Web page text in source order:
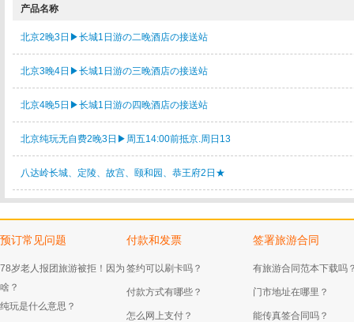
产品名称
北京2晚3日▶长城1日游の二晚酒店の接送站
北京3晚4日▶长城1日游の三晚酒店の接送站
北京4晚5日▶长城1日游の四晚酒店の接送站
北京纯玩无自费2晚3日▶周五14:00前抵京.周日13
八达岭长城、定陵、故宫、颐和园、恭王府2日★
预订常见问题
78岁老人报团旅游被拒！因为
啥？
纯玩是什么意思？
付款和发票
签约可以刷卡吗？
付款方式有哪些？
怎么网上支付？
签署旅游合同
有旅游合同范本下载吗
门市地址在哪里？
能传真签合同吗？